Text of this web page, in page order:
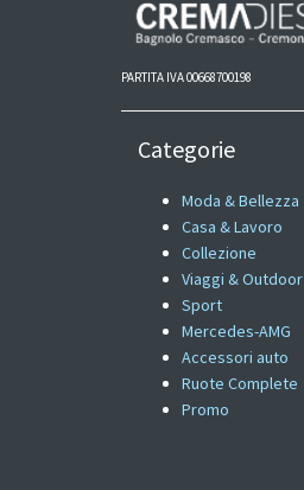
PARTITA IVA 00668700198
Categorie
Moda & Bellezza
Casa & Lavoro
Collezione
Viaggi & Outdoor
Sport
Mercedes-AMG
Accessori auto
Ruote Complete
Promo